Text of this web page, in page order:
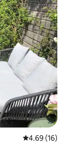
Calificación
4.69 (16)